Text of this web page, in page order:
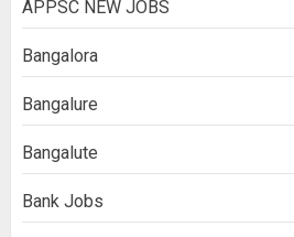
APPSC NEW JOBS
Bangalora
Bangalure
Bangalute
Bank Jobs